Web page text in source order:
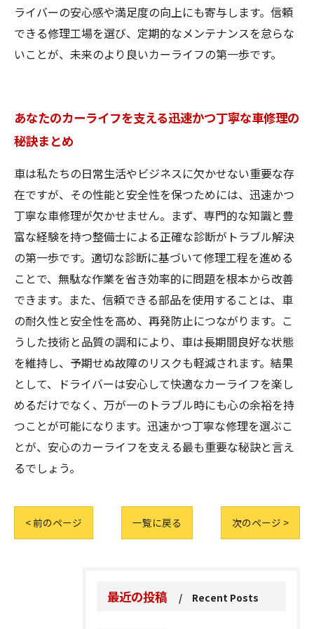
ライバーの安心感や満足度の向上にも寄与します。信頼
できる修理工場を選び、定期的なメンテナンスを怠らな
いことが、未来のより良いカーライフの第一歩です。
あなたのカーライフを支える迅速かつ丁寧な車修理の
秘訣まとめ
車は私たちの日常生活やビジネスに欠かせない重要な存
在ですが、その性能と安全性を保つためには、迅速かつ
丁寧な車修理が欠かせません。まず、専門的な知識と豊
富な経験を持つ整備士による正確な診断がトラブル解決
の第一歩です。適切な診断に基づいて修理工程を進める
ことで、無駄な作業を省き効率的に問題を根本から改善
できます。また、信頼できる部品を使用することは、車
の耐久性と安全性を高め、再発防止につながります。こ
うした技術と品質の調和により、車は長期間良好な状態
を維持し、予期せぬ故障のリスクも軽減されます。結果
として、ドライバーは安心して快適なカーライフを楽し
めるだけでなく、万が一のトラブル時にも心の余裕を持
つことが可能になります。迅速かつ丁寧な修理を選ぶこ
とが、安心のカーライフを支える最も重要な秘訣と言え
るでしょう。
< 前のページ 一覧に戻る 次のページ >
最近の投稿 Recent Posts